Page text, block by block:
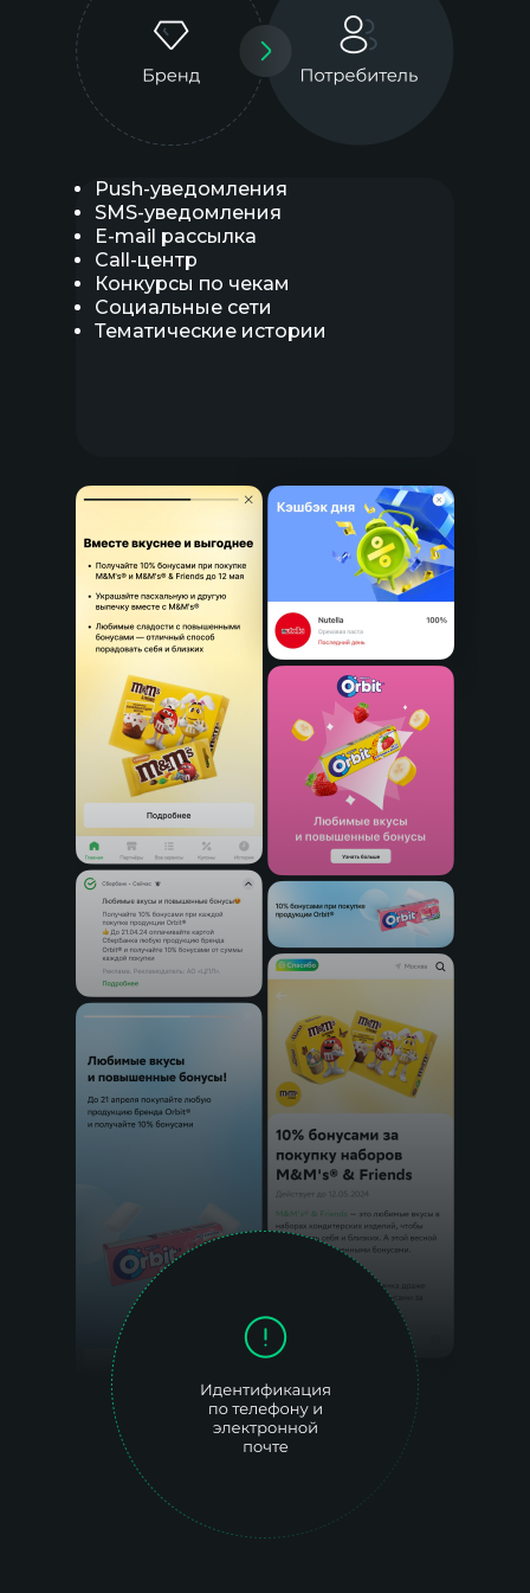
Push-уведомления
SMS-уведомления
E-mail рассылка
Call-центр
Конкурсы по чекам
Социальные сети
Тематические истории